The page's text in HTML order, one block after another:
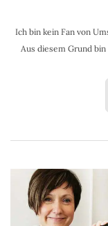
Ich bin kein Fan von
Aus diesem Grund